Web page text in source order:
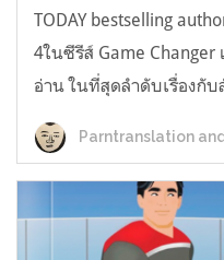
TODAY bestselling
4ในซีรีส์ Game
อ่าน ในที่สุดลำดับเรื่องกั
Parntranslation